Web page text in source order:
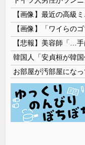
【画像】最近の高級
【画像】「ワイらの
【悲報】美容師「…
お部屋が汚部屋になっ